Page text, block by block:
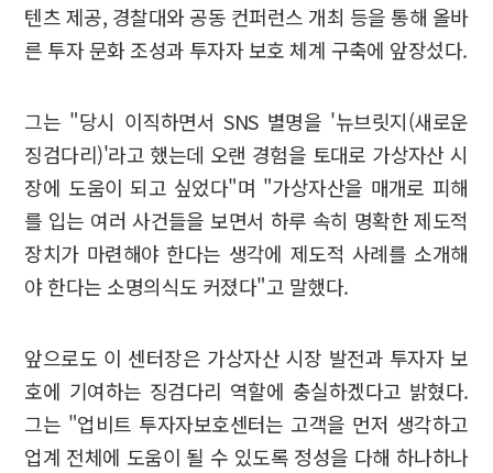
텐츠 제공, 경찰대와 공동 컨퍼런스 개최 등을 통해 올바
른 투자 문화 조성과 투자자 보호 체계 구축에 앞장섰다.
그는 "당시 이직하면서 SNS 별명을 '뉴브릿지(새로운
징검다리)'라고 했는데 오랜 경험을 토대로 가상자산 시
장에 도움이 되고 싶었다"며 "가상자산을 매개로 피해
를 입는 여러 사건들을 보면서 하루 속히 명확한 제도적
장치가 마련해야 한다는 생각에 제도적 사례를 소개해
야 한다는 소명의식도 커졌다"고 말했다.
앞으로도 이 센터장은 가상자산 시장 발전과 투자자 보
호에 기여하는 징검다리 역할에 충실하겠다고 밝혔다.
그는 "업비트 투자자보호센터는 고객을 먼저 생각하고
업계 전체에 도움이 될 수 있도록 정성을 다해 하나하나